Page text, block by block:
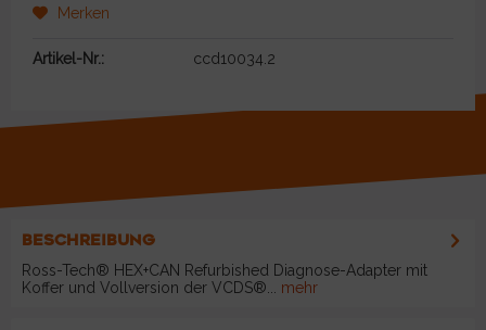
Merken
Artikel-Nr.: ccd10034.2
BESCHREIBUNG
Ross-Tech® HEX+CAN Refurbished Diagnose-Adapter mit
Koffer und Vollversion der VCDS®...
mehr